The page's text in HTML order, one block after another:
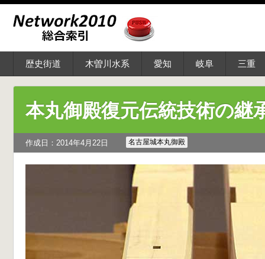
歴史街道 木曽川水系 愛知 岐阜 三重
本丸御殿復元伝統技術の継
作成日：2014年4月22日 名古屋城本丸御殿